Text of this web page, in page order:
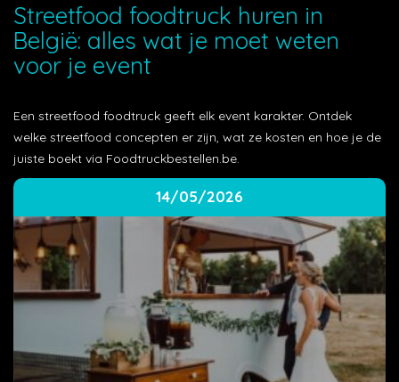
Streetfood foodtruck huren in
België: alles wat je moet weten
voor je event
Een streetfood foodtruck geeft elk event karakter. Ontdek
welke streetfood concepten er zijn, wat ze kosten en hoe je de
juiste boekt via Foodtruckbestellen.be.
14/05/2026